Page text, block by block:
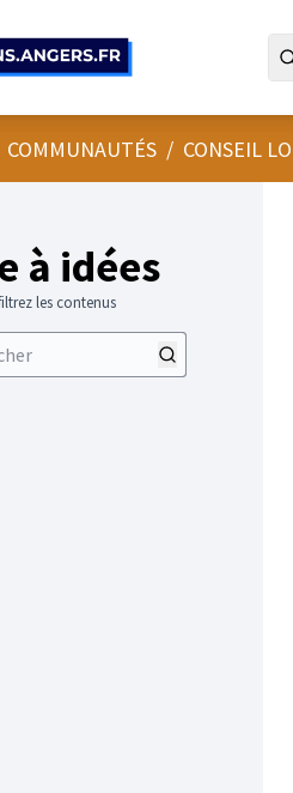
principal
COMMUNAUTÉS / CONSEIL
à idées
les contenus